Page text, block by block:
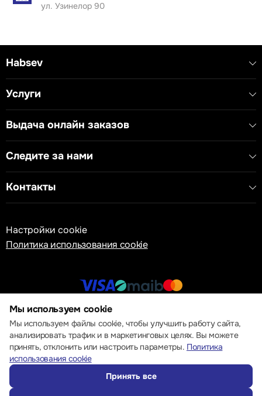
ул. Узинелор 90
Habsev
Услуги
Выдача онлайн заказов
Следите за нами
Контакты
Настройки cookie
Политика использования cookie
© 2013 – 2026 ECOM
Мы используем cookie
Мы используем файлы cookie, чтобы улучшить работу сайта,
анализировать трафик и в маркетинговых целях. Вы можете
принять, отклонить или настроить параметры. Политика
использования cookie
Принять все